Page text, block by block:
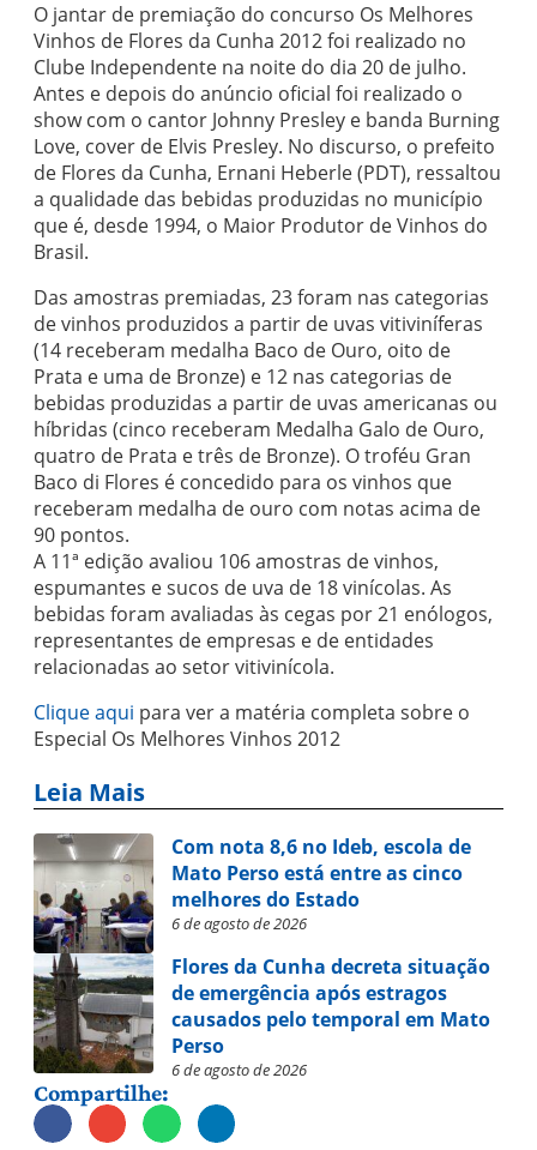
O jantar de premiação do concurso Os Melhores
Vinhos de Flores da Cunha 2012 foi realizado no
Clube Independente na noite do dia 20 de julho.
Antes e depois do anúncio oficial foi realizado o
show com o cantor Johnny Presley e banda Burning
Love, cover de Elvis Presley. No discurso, o prefeito
de Flores da Cunha, Ernani Heberle (PDT), ressaltou
a qualidade das bebidas produzidas no município
que é, desde 1994, o Maior Produtor de Vinhos do
Brasil.
Das amostras premiadas, 23 foram nas categorias
de vinhos produzidos a partir de uvas vitiviníferas
(14 receberam medalha Baco de Ouro, oito de
Prata e uma de Bronze) e 12 nas categorias de
bebidas produzidas a partir de uvas americanas ou
híbridas (cinco receberam Medalha Galo de Ouro,
quatro de Prata e três de Bronze). O troféu Gran
Baco di Flores é concedido para os vinhos que
receberam medalha de ouro com notas acima de
90 pontos.
A 11ª edição avaliou 106 amostras de vinhos,
espumantes e sucos de uva de 18 vinícolas. As
bebidas foram avaliadas às cegas por 21 enólogos,
representantes de empresas e de entidades
relacionadas ao setor vitivinícola.
Clique aqui para ver a matéria completa sobre o
Especial Os Melhores Vinhos 2012
Leia Mais
Com nota 8,6 no Ideb, escola de
Mato Perso está entre as cinco
melhores do Estado
6 de agosto de 2026
Flores da Cunha decreta situação
de emergência após estragos
causados pelo temporal em Mato
Perso
6 de agosto de 2026
Compartilhe: